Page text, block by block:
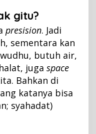
gitu?
presision. Jadi
sementara kan
butuh air,
juga space
Bahkan di
katanya bisa
syahadat)